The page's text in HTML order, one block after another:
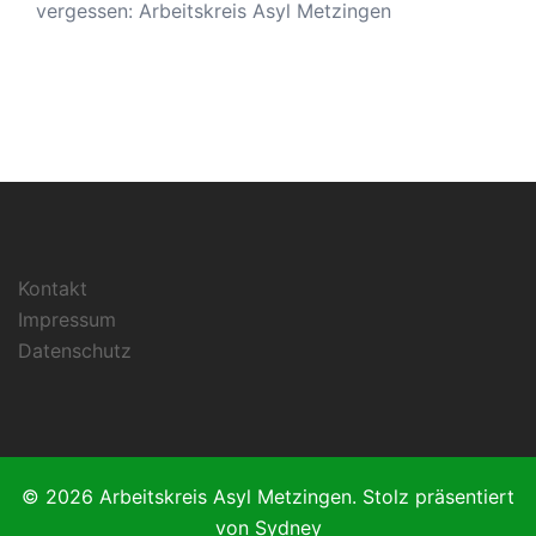
vergessen: Arbeitskreis Asyl Metzingen
Kontakt
Impressum
Datenschutz
© 2026 Arbeitskreis Asyl Metzingen. Stolz präsentiert
von Sydney